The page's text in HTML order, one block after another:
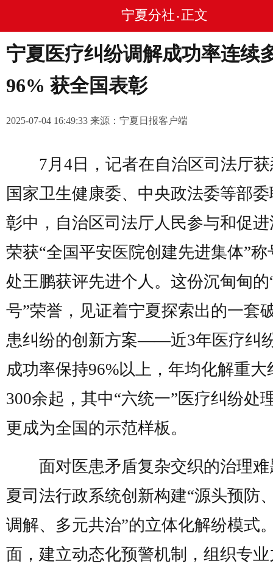
宁夏分社 • 正文
宁夏医疗纠纷调解成功率连续
96% 获全国表彰
2025-07-04 16:49:33 来源：宁夏日报客户端
7月4日，记者在自治区司法厅获
国家卫生健康委、中央政法委等部
彰中，自治区司法厅人民参与和促
荣获“全国平安医院创建先进集体”称
处王鹏获评先进个人。这份沉甸甸的
号”荣誉，见证着宁夏探索出的一套
患纠纷的创新方案——近3年医疗纠
成功率保持96%以上，年均化解重大
300余起，其中“六统一”医疗纠纷处
更成为全国的示范样板。
面对医患矛盾复杂交织的治理难
夏司法行政系统创新构建“源头预防
调解、多元共治”的立体化解纷模式
面，建立动态化预警机制，组织专